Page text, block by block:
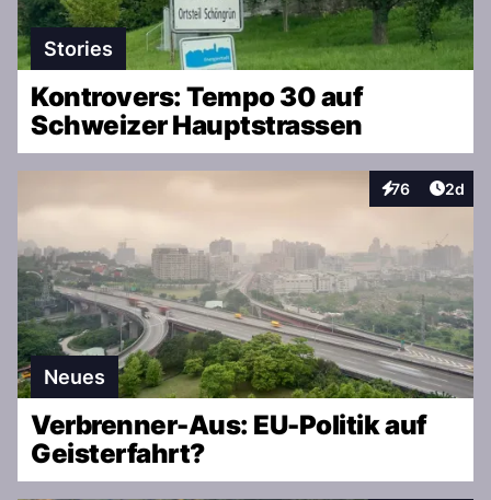
Stories
Kontrovers: Tempo 30 auf
Schweizer Hauptstrassen
76
Interaktionen
2d
Neues
Verbrenner-Aus: EU-Politik auf
Geisterfahrt?